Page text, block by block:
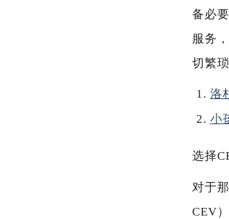
备必
服务
切繁
洛
小
选择
对于
CEV